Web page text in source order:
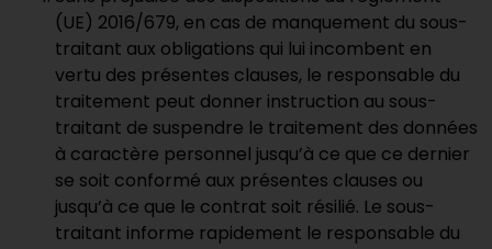
(UE) 2016/679, en cas de manquement du sous-
traitant aux obligations qui lui incombent en
vertu des présentes clauses, le responsable du
traitement peut donner instruction au sous-
traitant de suspendre le traitement des données
à caractère personnel jusqu’à ce que ce dernier
se soit conformé aux présentes clauses ou
jusqu’à ce que le contrat soit résilié. Le sous-
traitant informe rapidement le responsable du